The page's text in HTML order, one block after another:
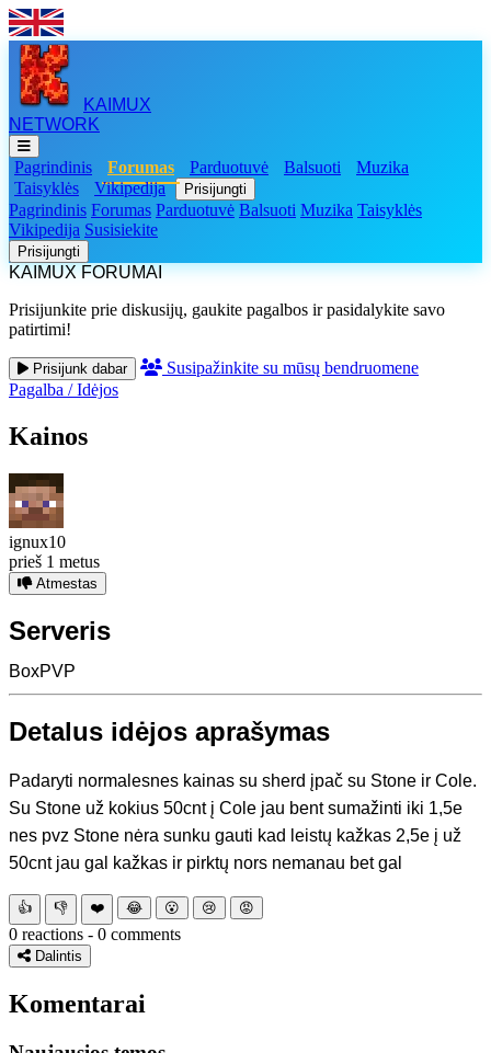
KAIMUX
NETWORK
Pagrindinis Forumas Parduotuvė Balsuoti
Muzika
Taisyklės
Vikipedija Prisijungti
Pagrindinis Forumas Parduotuvė Balsuoti Muzika Taisyklės
Vikipedija Susisiekite
Prisijungti
KAIMUX FORUMAI
Prisijunkite prie diskusijų, gaukite pagalbos ir pasidalykite savo
patirtimi!
Prisijunk dabar
Susipažinkite su mūsų bendruomene
Pagalba / Idėjos
Kainos
ignux10
prieš 1 metus
Atmestas
Serveris
BoxPVP
Detalus idėjos aprašymas
Padaryti normalesnes kainas su sherd įpač su Stone ir Cole.
Su Stone už kokius 50cnt į Cole jau bent sumažinti iki 1,5e
nes pvz Stone nėra sunku gauti kad leistų kažkas 2,5e į už
50cnt jau gal kažkas ir pirktų nors nemanau bet gal
👍 👎 ❤️ 😂 😮 😢 😡
0 reactions - 0 comments
Dalintis
Komentarai